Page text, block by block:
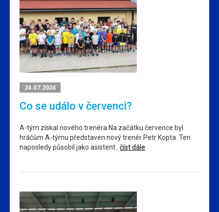
24.07.2024
Co se událo v červenci?
A-tým získal nového trenéra Na začátku července byl
hráčům A-týmu představen nový trenér Petr Kopta. Ten
naposledy působil jako asistent.. číst dále